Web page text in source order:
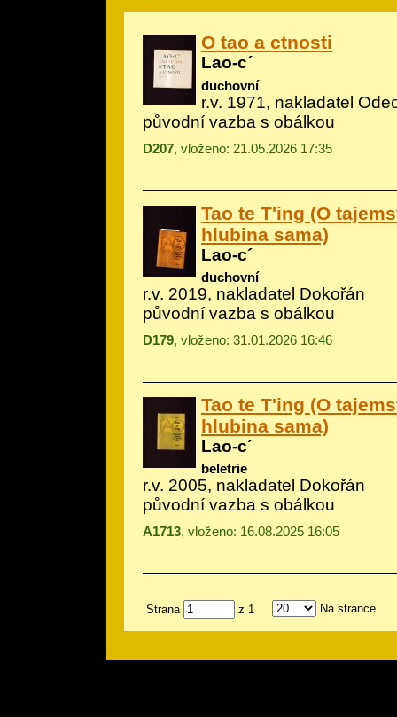
O tao a ctnosti
Lao-c´
duchovní
r.v. 1971, nakladatel
původní vazba s obálkou
D207, vloženo: 21.05.2026 17:35
Tao te T'ing (O
hlubina sama)
Lao-c´
duchovní
r.v. 2019, nakladatel Dokořán
původní vazba s obálkou
D179, vloženo: 31.01.2026 16:46
Tao te T'ing (O
hlubina sama)
Lao-c´
beletrie
r.v. 2005, nakladatel Dokořán
původní vazba s obálkou
A1713, vloženo: 16.08.2025 16:05
Strana z 1 Na stránce